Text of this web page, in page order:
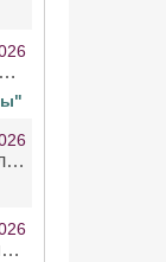
Ужас, а не озвучка! Невозможно вникать в смысл текста из за кривляний чтеца
Если бы Сергей Кирсанов научился не сглатывать каждые 1-2 минуты слюну, так что слышно в микрофоне и, что вызывает отвращение, то мелжно было бы слушать.
Голос чтеца нормальный, приятный тембр. Мне очень понравилось озвучивание рассказа. Очень странный отзыв Надежды. Может у неё что-то с нервами?